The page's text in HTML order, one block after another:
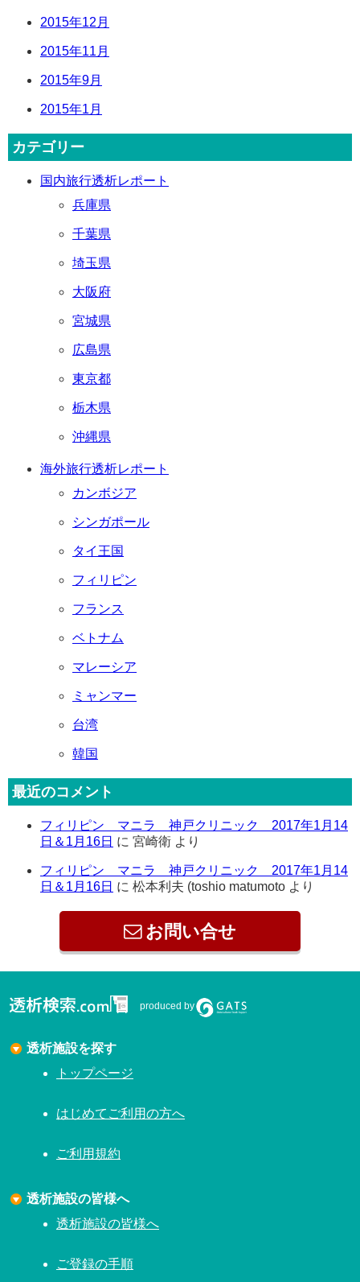
2015年12月
2015年11月
2015年9月
2015年1月
カテゴリー
国内旅行透析レポート
兵庫県
千葉県
埼玉県
大阪府
宮城県
広島県
東京都
栃木県
沖縄県
海外旅行透析レポート
カンボジア
シンガポール
タイ王国
フィリピン
フランス
ベトナム
マレーシア
ミャンマー
台湾
韓国
最近のコメント
フィリピン マニラ 神戸クリニック 2017年1月14
日＆1月16日 に 宮崎衛 より
フィリピン マニラ 神戸クリニック 2017年1月14
日＆1月16日 に 松本利夫 (toshio matumoto より
お問い合せ
produced by
透析施設を探す
トップページ
はじめてご利用の方へ
ご利用規約
透析施設の皆様へ
透析施設の皆様へ
ご登録の手順